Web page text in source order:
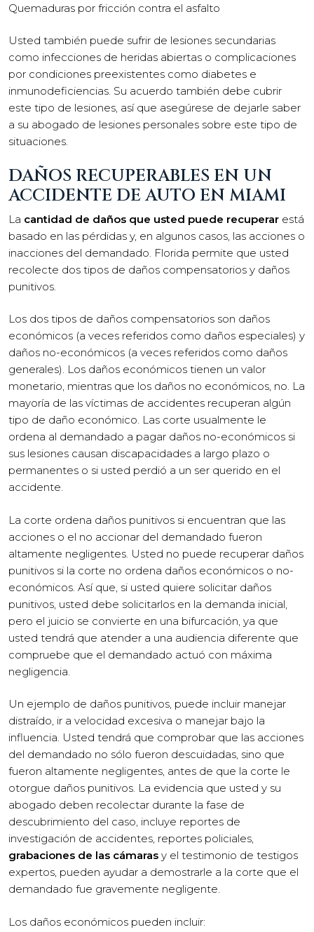
Quemaduras por fricción contra el asfalto
Usted también puede sufrir de lesiones secundarias
como infecciones de heridas abiertas o complicaciones
por condiciones preexistentes como diabetes e
inmunodeficiencias. Su acuerdo también debe cubrir
este tipo de lesiones, así que asegúrese de dejarle saber
a su abogado de lesiones personales sobre este tipo de
situaciones.
DAÑOS RECUPERABLES EN UN
ACCIDENTE DE AUTO EN MIAMI
La cantidad de daños que usted puede recuperar está
basado en las pérdidas y, en algunos casos, las acciones o
inacciones del demandado. Florida permite que usted
recolecte dos tipos de daños compensatorios y daños
punitivos.
Los dos tipos de daños compensatorios son daños
económicos (a veces referidos como daños especiales) y
daños no-económicos (a veces referidos como daños
generales). Los daños económicos tienen un valor
monetario, mientras que los daños no económicos, no. La
mayoría de las víctimas de accidentes recuperan algún
tipo de daño económico. Las corte usualmente le
ordena al demandado a pagar daños no-económicos si
sus lesiones causan discapacidades a largo plazo o
permanentes o si usted perdió a un ser querido en el
accidente.
La corte ordena daños punitivos si encuentran que las
acciones o el no accionar del demandado fueron
altamente negligentes. Usted no puede recuperar daños
punitivos si la corte no ordena daños económicos o no-
económicos. Así que, si usted quiere solicitar daños
punitivos, usted debe solicitarlos en la demanda inicial,
pero el juicio se convierte en una bifurcación, ya que
usted tendrá que atender a una audiencia diferente que
compruebe que el demandado actuó con máxima
negligencia.
Un ejemplo de daños punitivos, puede incluir manejar
distraído, ir a velocidad excesiva o manejar bajo la
influencia. Usted tendrá que comprobar que las acciones
del demandado no sólo fueron descuidadas, sino que
fueron altamente negligentes, antes de que la corte le
otorgue daños punitivos. La evidencia que usted y su
abogado deben recolectar durante la fase de
descubrimiento del caso, incluye reportes de
investigación de accidentes, reportes policiales,
grabaciones de las cámaras y el testimonio de testigos
expertos, pueden ayudar a demostrarle a la corte que el
demandado fue gravemente negligente.
Los daños económicos pueden incluir: